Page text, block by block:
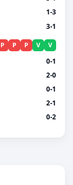
1-3
3-1
P P P V V
0-1
2-0
0-1
2-1
0-2